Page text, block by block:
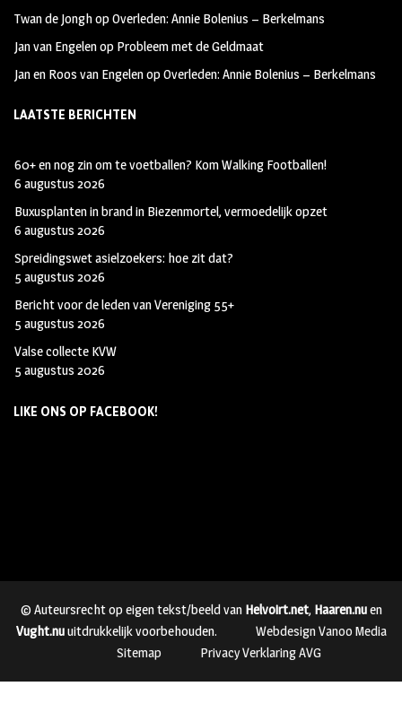
Twan de JonghopOverleden: Annie Bolenius – Berkelmans
Jan van Engelenop Probleem met de Geldmaat
Jan en Roos van EngelenopOverleden: Annie Bolenius – Berkelmans
LAATSTE BERICHTEN
60+ en nog zin om te voetballen? Kom Walking Footballen!
6 augustus 2026
Buxusplanten in brand in Biezenmortel, vermoedelijk opzet
6 augustus 2026
Spreidingswet asielzoekers: hoe zit dat?
5 augustus 2026
Bericht voor de leden van Vereniging 55+
5 augustus 2026
Valse collecte KVW
5 augustus 2026
LIKE ONS OP FACEBOOK!
© Auteursrecht op eigen tekst/beeld van Helvoirt.net, Haaren.nuen
Vught.nuuitdrukkelijk voorbehouden.
Webdesign Vanoo Media
Sitemap
Privacy Verklaring AVG